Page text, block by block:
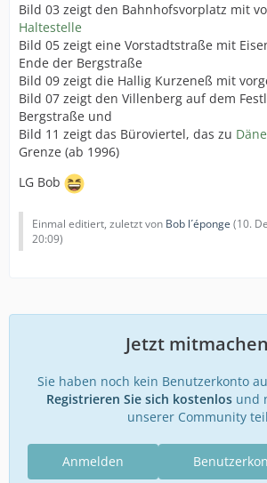
Bild 03 zeigt den Bahnhofsvorplatz mit
Haltestelle
Bild 05 zeigt eine Vorstadtstraße mit
Ende der Bergstraße
Bild 09 zeigt die Hallig Kurzeneß mit
Bild 07 zeigt den Villenberg auf dem
Bergstraße und
Bild 11 zeigt das Büroviertel, das zu
Grenze (ab 1996)
LG Bob
Einmal editiert, zuletzt von Bob l´éponge (10.
20:09)
Jetzt
Sie haben noch kein Benutzerkonto
Registrieren Sie sich kostenlosund
unserer Community
Anmelden